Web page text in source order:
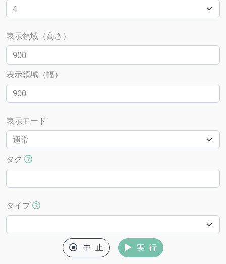
表示領域（高さ）
表示領域（幅）
表示モード
タグ
タイプ
中 止 実 行